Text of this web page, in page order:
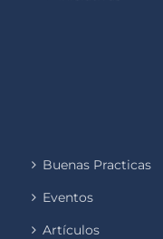
Buenas Practicas
Eventos
Artículos